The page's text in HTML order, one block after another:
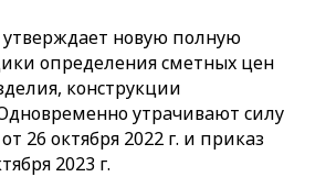
новую полную
определения сметных цен
конструкции
утрачивают силу
26 октября 2022 г. и приказ
2023 г.